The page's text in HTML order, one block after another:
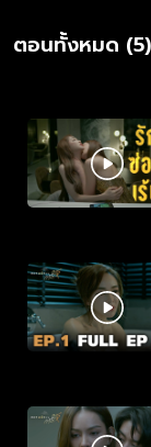
ตอนทั้งหมด (5)